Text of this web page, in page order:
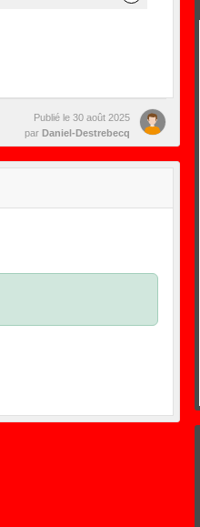
Publié le30 août 2025
par Daniel-Destrebecq